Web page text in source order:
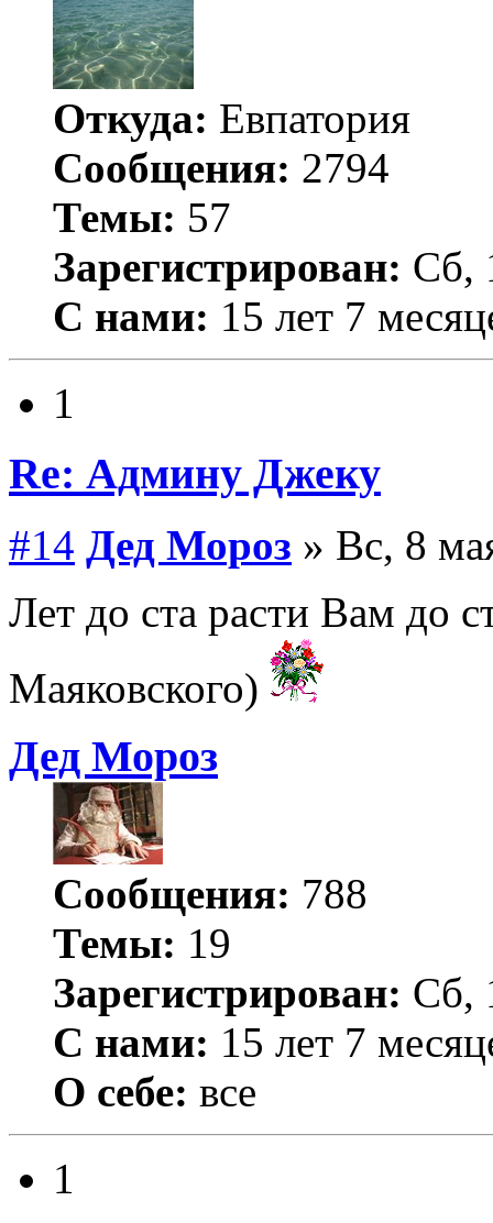
Откуда: Евпатория
Сообщения: 2794
Темы: 57
Зарегистрирован: Сб,
С нами: 15 лет 7
1
Re: Админу Джеку
#14 Дед Мороз » Вс, 8
Лет до ста расти Вам до
Маяковского)
Дед Мороз
Сообщения: 788
Темы: 19
Зарегистрирован: Сб,
С нами: 15 лет 7
О себе: все
1